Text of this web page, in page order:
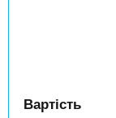
Вартість